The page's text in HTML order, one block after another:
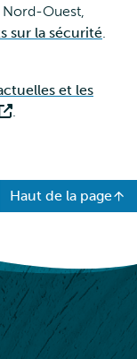
Nord-Ouest,
sur la sécurité.
et les
.
Haut de la page